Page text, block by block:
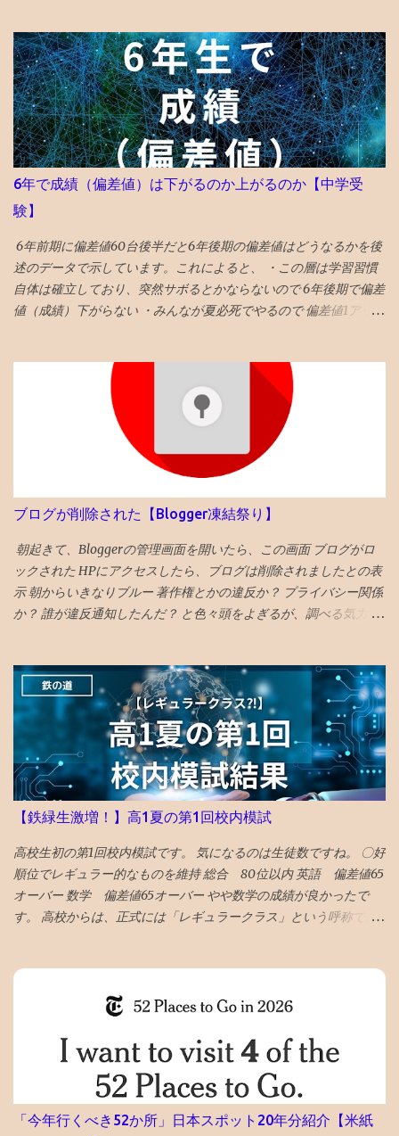
ように見えるが、先月分には自己アクセス分がカウントされてい
たので、もともとこの程度の滞在時間だったと推測。 類似ブログ
もこのぐらいらしいので、特段の問題なしと推測。 〇検索流入は
5％ ・前月はツイッターXから流入が6割、ブログ村等から4割、検
索流入ほぼ無し →ツイッターX6割弱、ブログ村2割、ブックマー
ク2割、 検索5% 検索流入も直近のデータでは1割 を超えてきてい
ますので、今後に期待します。 「3ヶ月を過ぎると検索流入が増え
る」と言われています。 ・前月はスマホ75％パソコン23%タブレ
ット2% → スマホ86% パソコン12%タブレット1％ スマホの割合が
増えた。 ・前月の米中他海外アクセスは2割程度 → 海外アクセス
は1割 ちょっと程度へ。 アメリカ、ドイツ、オランダ、フランスの
順番でアクセスが多い。 データは特記なければグーグルアナリテ
ィクスです。 今月はぷちSNSバズの記事もありました。 大体の人
う印象なので、概ね、自分では満足できる成果と捉えています。
また、 7記事位をリライト しました。 やはり、 初期の記事は見る
のも恥ずかしいレベル です。 恥を忍んで？、恥をさらしなが
ら？、改善作業を続けます。 〇仮想収入はコイン程度！ 収入：ア
ドセンス「 推定収益額」が「コイン 」円でした。 （「金額明記の
ブログは成長しない説」も多々目にしたので多少ボカすことにし
ました） あくまで、仮想であり、実際には推定収益額が8千円に到
達しないと、1円たりとももらえず、実際の収入になりません。 軽
想 時給4円 ぐらい⁈ 労働というよりも、 趣味の時間orネット社会
を学ぶ...
6年で成績（偏差値）は下がるのか上がるのか【中学受
験】
6年前期に偏差値60台後半だと6年後期の偏差値はどうなるかを後
述のデータで示しています。これによると、 ・この層は学習習慣
自体は確立しており、突然サボるとかならないので 6年後期で偏差
値（成績）下がらない ・みんなが夏必死でやるので 偏差値1アップ
試は難化するので頭打ちだった層が高偏差値出しやすくなるとい
うのも定説なので、前期67と68の差は大きいかも タイトルへの回
答としては、「偏差値１上がる」です。 ◆6年前期平均偏差値が
68以上だった者の後期平均偏差値 73→74 72→73 71→73 70→73
70→70 69→72 69→70 68→72 68→72 68→70 68→69 68→69 ◆6
年前期平均偏差値67の人の6年後期の平均偏差値の実例 67→70
67→69 67→68 67→68 67→68 67→68 67→67 67→67 67→67
67→67 67→67 昔塾から得た無作為抽出データです。例年こんな感
じかと 「 4年夏入塾偏差値42から1年間で成績どうなるか」 へ
ブログが削除された【Blogger凍結祭り】
朝起きて、Bloggerの管理画面を開いたら、この画面 ブログがロ
ックされた HPにアクセスしたら、ブログは削除されましたとの表
示 朝からいきなりブルー 著作権とかの違反か？ プライバシー関係
か？ 誰が違反通知したんだ？ と色々頭をよぎるが、調べる気力が
た写真に何か埋め込まれていたのか、htmlコードを貼り付けたの
で何か入っていたのか と一瞬思ったが、 そもそも記事作成画面に
一切アクセスできないので、修正もできないため、放置。 データ
全部とんだと思いブルーな気分。 最近は見た映画の備忘録と化し
ていたが、備忘録がなくなると困る。 ケチらずにワードプレスに
しておくべきだったかと若干後悔 昼飯食いながらネットで調べる
どうやら、Googleのボットが自動で巡回して判定していて、 大量
の誤判定ロック（削除）が５年に一回ぐらいおきるらしい 再審査
ボタンを押した １０時間後、２２時過ぎ、メールが届いて ブログ
復活させたとの通知 急ぎ管理画面にアクセスし、バックアップを
出力・保存した
【鉄緑生激増！】高1夏の第1回校内模試
高校生初の第1回校内模試です。 気になるのは生徒数ですね。 〇好
順位でレギュラー的なものを維持 総合 80位以内 英語 偏差値65
オーバー 数学 偏差値65オーバー やや数学の成績が良かったで
す。 高校からは、正式には「レギュラークラス」という呼称では
のも、好要因でしょう。 なにしろ、応用クラスの季節 講習は校内
模試の過去問をやる ので、受講した方が圧倒的に有利です。 〇高
受験者が 400人 増えました！ でも、みたことある名前ばかりで成
績優秀上位メンバーは固定してます。 高校入塾からの「いきなり
30傑」は厳しそうです。 継続が重要です。
「今年行くべき52か所」日本スポット20年分紹介【米紙